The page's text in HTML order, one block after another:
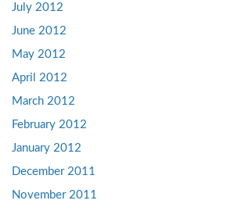
July 2012
June 2012
May 2012
April 2012
March 2012
February 2012
January 2012
December 2011
November 2011